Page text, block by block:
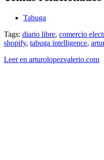
Tabuga
Tags: diario libre, comercio
shopify, tabuga intelligence,
Leer en arturolopezvalerio.com